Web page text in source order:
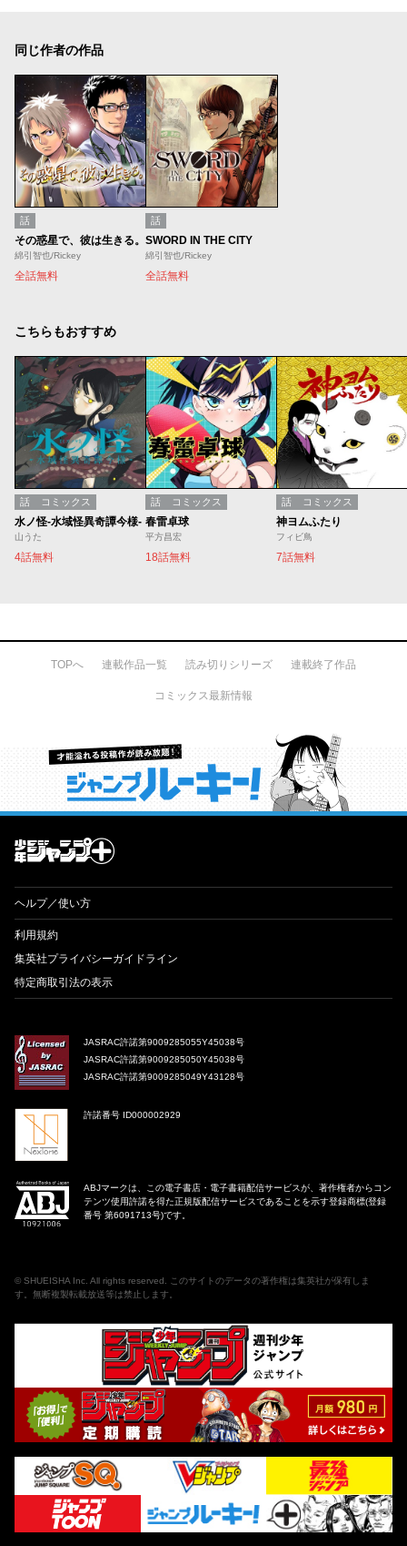
同じ作者の作品
話
その惑星で、彼は生きる。
綿引智也/Rickey
全話無料
話
SWORD IN THE CITY
綿引智也/Rickey
全話無料
こちらもおすすめ
話 コミックス
水ノ怪-水域怪異奇譚今様-
山うた
4話無料
話 コミックス
春雷卓球
平方昌宏
18話無料
話 コミックス
神ヨムふたり
フィビ鳥
7話無料
TOPへ 連載作品一覧 読み切りシリーズ 連載終了作品
コミックス最新情報
才能溢れる投稿作が読み放題！ ジャンプルーキー！
ヘルプ／使い方
利用規約
集英社プライバシーガイドライン
特定商取引法の表示
JASRAC許諾第9009285055Y45038号
JASRAC許諾第9009285050Y45038号
JASRAC許諾第9009285049Y43128号
許諾番号 ID000002929
ABJマークは、この電子書店・電子書籍配信サービスが、著作権者からコン
テンツ使用許諾を得た正規版配信サービスであることを示す登録商標(登録
番号 第6091713号)です。
© SHUEISHA Inc . All rights reserved. このサイトのデータの著作権は集英社が保有しま
す。無断複製転載放送等は禁止します。